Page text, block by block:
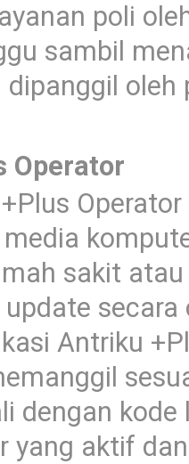
poli
sambil
Operator
sakit
Antriku
dengan
yang aktif